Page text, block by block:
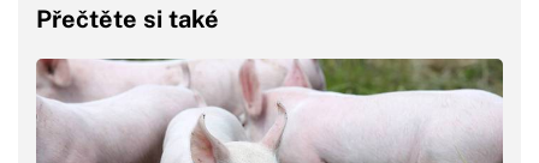
Přečtěte si také